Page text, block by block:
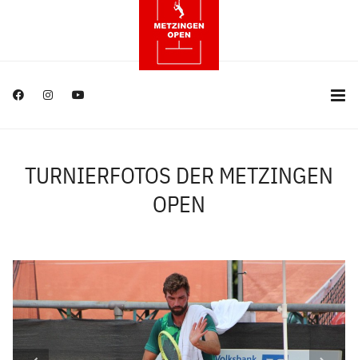
TURNIERFOTOS DER METZINGEN
OPEN